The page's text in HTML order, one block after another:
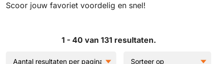
Scoor jouw favoriet voordelig en snel!
1 - 40 van 131 resultaten.